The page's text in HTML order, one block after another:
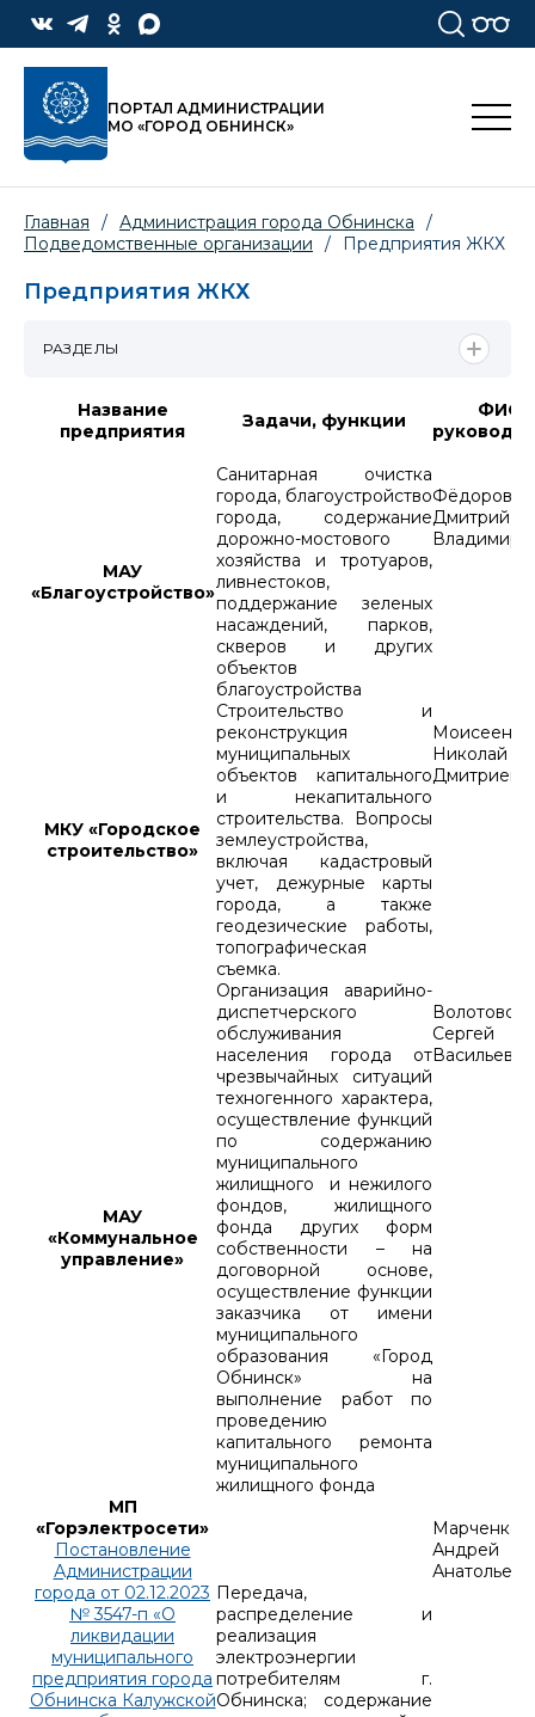
ПОРТАЛ АДМИНИСТРАЦИИ
МО «ГОРОД ОБНИНСК»
Главная / Администрация города Обнинска
/
Подведомственные организации
/ Предприятия ЖКХ
Предприятия ЖКХ
Название
предприятия
Задачи, функции
ФИО
МАУ
«Благоустройство»
Санитарная очистка
города, благоустройство
города, содержание
дорожно-мостового
хозяйства и тротуаров,
ливнестоков,
поддержание зеленых
насаждений, парков,
скверов и других
объектов
благоустройства
Фёдоров
Дмитрий
МКУ «Городское
строительство»
Строительство и
реконструкция
муниципальных
объектов капитального
и некапитального
строительства. Вопросы
землеустройства,
включая кадастровый
учет, дежурные карты
города, а также
геодезические работы,
топографическая
съемка.
Моисеенко
Николай
МАУ
«Коммунальное
управление»
Организация аварийно-
диспетчерского
обслуживания
населения города от
чрезвычайных ситуаций
техногенного характера,
осуществление функций
по содержанию
муниципального
жилищного и нежилого
фондов, жилищного
фонда других форм
собственности – на
договорной основе,
осуществление функции
заказчика от имени
муниципального
образования «Город
Обнинск» на
выполнение работ по
проведению
капитального ремонта
муниципального
жилищного фонда
Сергей
Васильевич
МП
«Горэлектросети»
Постановление
Администрации
города от 02.12.2023
№ 3547-п «О
ликвидации
муниципального
предприятия города
Обнинска Калужской
Передача,
распределение и
реализация
электроэнергии
потребителям г.
Обнинска; содержание
Марченко
Андрей
РАЗДЕЛЫ